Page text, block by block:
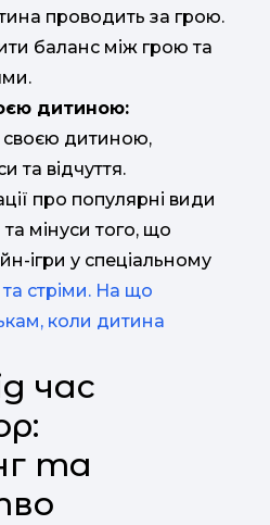
проводить за грою.
баланс між грою та
дитиною:
своєю дитиною,
та відчуття.
про популярні види
мінуси того, що
ігри у спеціальному
стріми. На що
коли дитина
час
та